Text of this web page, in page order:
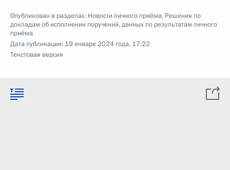
Опубликован в разделах: Новости личного приёма, Решения по
докладам об исполнении поручений, данных по результатам личного
приёма
Дата публикации: 19 января 2024 года, 17:22
Текстовая версия